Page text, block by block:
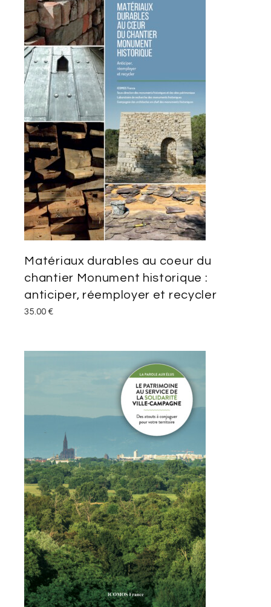
Matériaux durables au coeur du
chantier Monument historique :
anticiper, réemployer et recycler
35.00 €